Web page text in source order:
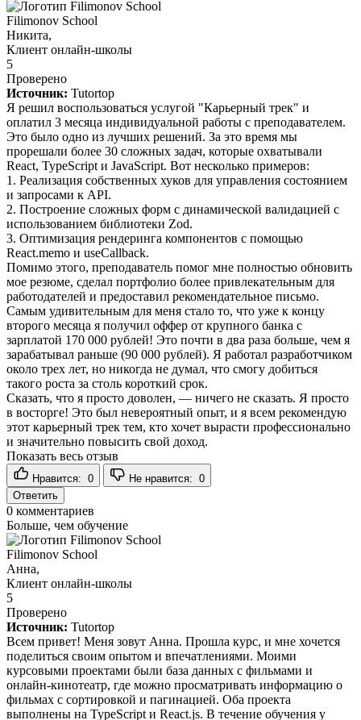
Filimonov School
Никита,
Клиент онлайн-школы
5
Проверено
Источник: Tutortop
Я решил воспользоваться услугой "Карьерный трек" и
оплатил 3 месяца индивидуальной работы с преподавателем.
Это было одно из лучших решений. За это время мы
прорешали более 30 сложных задач, которые охватывали
React, TypeScript и JavaScript. Вот несколько примеров:
1. Реализация собственных хуков для управления состоянием
и запросами к API.
2. Построение сложных форм с динамической валидацией с
использованием библиотеки Zod.
3. Оптимизация рендеринга компонентов с помощью
React.memo и useCallback.
Помимо этого, преподаватель помог мне полностью обновить
мое резюме, сделал портфолио более привлекательным для
работодателей и предоставил рекомендательное письмо.
Самым удивительным для меня стало то, что уже к концу
второго месяца я получил оффер от крупного банка с
зарплатой 170 000 рублей! Это почти в два раза больше, чем я
зарабатывал раньше (90 000 рублей). Я работал разработчиком
около трех лет, но никогда не думал, что смогу добиться
такого роста за столь короткий срок.
Сказать, что я просто доволен, — ничего не сказать. Я просто
в восторге! Это был невероятный опыт, и я всем рекомендую
этот карьерный трек тем, кто хочет вырасти профессионально
и значительно повысить свой доход.
Показать весь отзыв
Нравится: 0 Не нравится: 0
Ответить
0 комментариев
Больше, чем обучение
Filimonov School
Анна,
Клиент онлайн-школы
5
Проверено
Источник: Tutortop
Всем привет! Меня зовут Анна. Прошла курс, и мне хочется
поделиться своим опытом и впечатлениями. Моими
курсовыми проектами были база данных с фильмами и
онлайн-кинотеатр, где можно просматривать информацию о
фильмах с сортировкой и пагинацией. Оба проекта
выполнены на TypeScript и React.js. В течение обучения у